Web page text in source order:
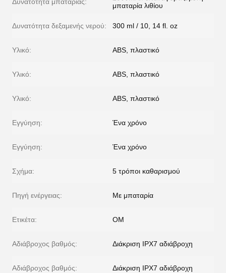
Δυνατότητα μπαταρίας:
μπαταρία λιθίου
Δυνατότητα δεξαμενής νερού: 300 ml / 10, 14 fl. oz
Υλικό: ABS, πλαστικό
Υλικό: ABS, πλαστικό
Υλικό: ABS, πλαστικό
Εγγύηση: Ένα χρόνο
Εγγύηση: Ένα χρόνο
Σχήμα: 5 τρόποι καθαρισμού
Πηγή ενέργειας: Με μπαταρία
Ετικέτα: ΟΜ
Αδιάβροχος βαθμός: Διάκριση IPX7 αδιάβροχη
Αδιάβροχος βαθμός: Διάκριση IPX7 αδιάβροχη